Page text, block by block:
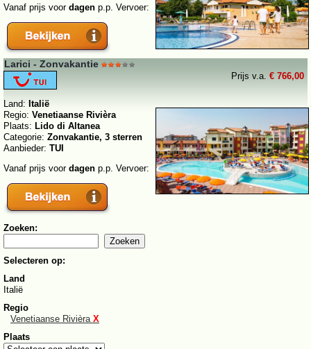
Vanaf prijs voor dagen p.p. Vervoer:
Larici - Zonvakantie
Prijs v.a. € 766,00
Land: Italië
Regio: Venetiaanse Rivièra
Plaats: Lido di Altanea
Categorie: Zonvakantie, 3 sterren
Aanbieder: TUI
Vanaf prijs voor dagen p.p. Vervoer:
Zoeken:
Selecteren op:
Land
Italië
Regio
Venetiaanse Rivièra X
Plaats